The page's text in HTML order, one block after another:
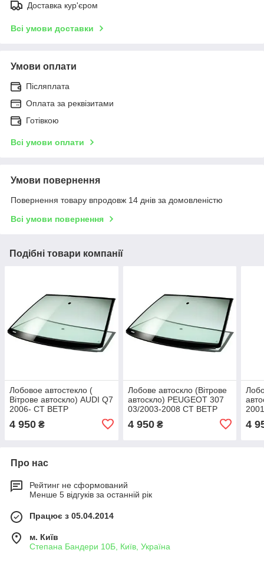
Доставка кур'єром
Всі умови доставки
Умови оплати
Післяплата
Оплата за реквізитами
Готівкою
Всі умови оплати
Умови повернення
Повернення товару впродовж 14 днів за домовленістю
Всі умови повернення
Подібні товари компанії
Лобовое автостекло (
Вітрове автоскло) AUDI Q7
2006- СТ ВЕТР
4 950 ₴
Лобове автоскло (Вітрове
автоскло) PEUGEOT 307
03/2003-2008 СТ ВЕТР
ЗЛ+ДД+ІНК+VIN+ІЗМ КР
4 950₴ 4
Про нас
Рейтинг не сформований
Менше 5 відгуків за останній рік
Працює з 05.04.2014
м. Київ
Степана Бандери 10Б, Київ, Україна